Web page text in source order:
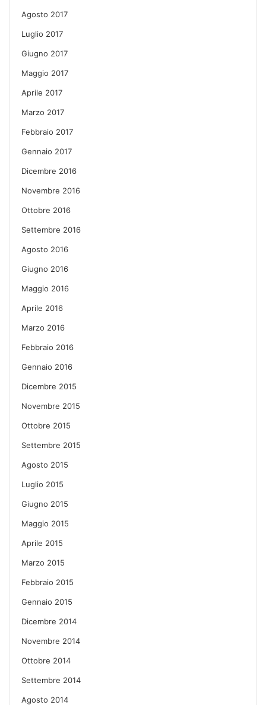
Agosto 2017
Luglio 2017
Giugno 2017
Maggio 2017
Aprile 2017
Marzo 2017
Febbraio 2017
Gennaio 2017
Dicembre 2016
Novembre 2016
Ottobre 2016
Settembre 2016
Agosto 2016
Giugno 2016
Maggio 2016
Aprile 2016
Marzo 2016
Febbraio 2016
Gennaio 2016
Dicembre 2015
Novembre 2015
Ottobre 2015
Settembre 2015
Agosto 2015
Luglio 2015
Giugno 2015
Maggio 2015
Aprile 2015
Marzo 2015
Febbraio 2015
Gennaio 2015
Dicembre 2014
Novembre 2014
Ottobre 2014
Settembre 2014
Agosto 2014